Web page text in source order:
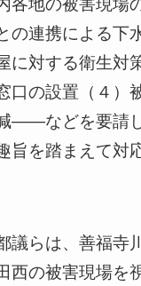
の連携による下
に対する衛生対
口の設置（４）
――などを要請
旨を踏まえて対
議らは、善福寺
西の被害現場を